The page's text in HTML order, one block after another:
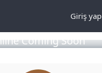
Giriş yap
Coming Soon